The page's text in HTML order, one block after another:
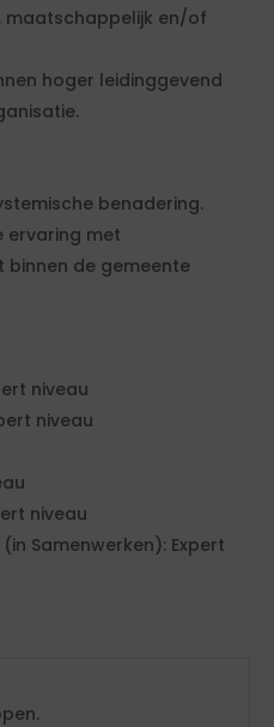
maatschappelijk en/of
hoger leidinggevend
benadering.
ervaring met
de gemeente
niveau
niveau
niveau
Samenwerken): Expert